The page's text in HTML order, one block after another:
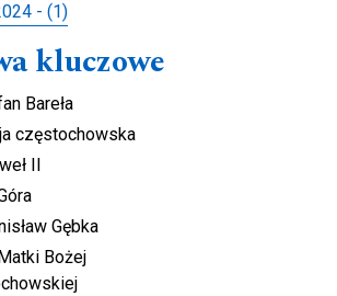
- (1)
kluczowe
Bareła
częstochowska
II
Gębka
Bożej